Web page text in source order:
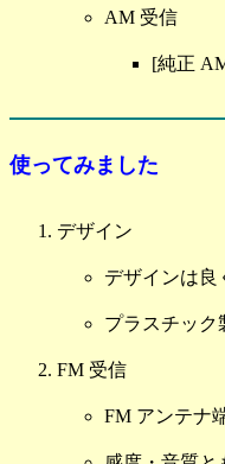
AM 受信
[純正
使ってみました
デザイン
デザインは良
プラスチック
FM 受信
FM アンテナ